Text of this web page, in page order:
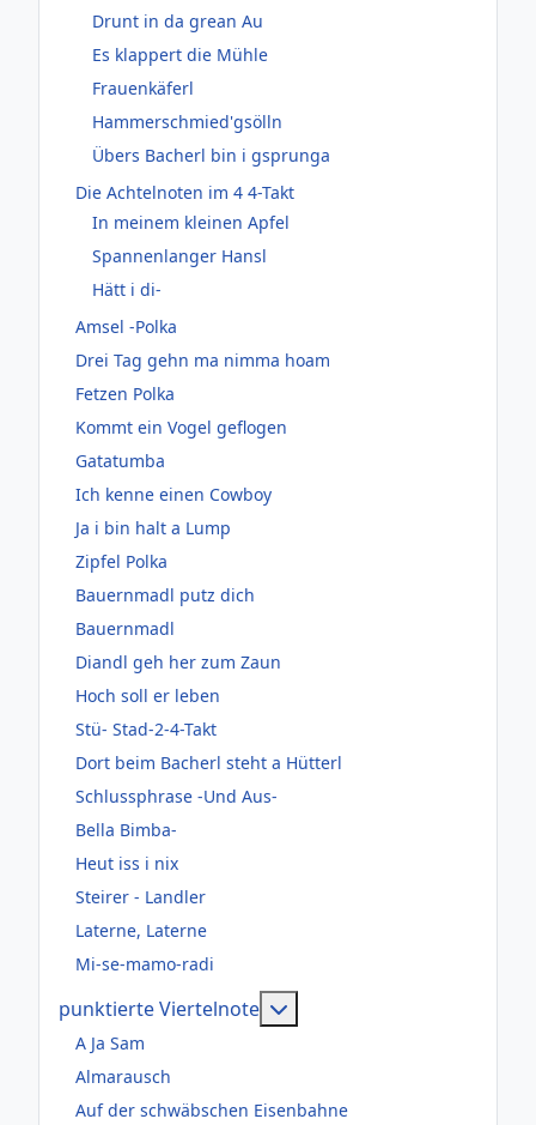
Drunt in da grean Au
Es klappert die Mühle
Frauenkäferl
Hammerschmied'gsölln
Übers Bacherl bin i gsprunga
Die Achtelnoten im 4 4-Takt
In meinem kleinen Apfel
Spannenlanger Hansl
Hätt i di-
Amsel -Polka
Drei Tag gehn ma nimma hoam
Fetzen Polka
Kommt ein Vogel geflogen
Gatatumba
Ich kenne einen Cowboy
Ja i bin halt a Lump
Zipfel Polka
Bauernmadl putz dich
Bauernmadl
Diandl geh her zum Zaun
Hoch soll er leben
Stü- Stad-2-4-Takt
Dort beim Bacherl steht a Hütterl
Schlussphrase -Und Aus-
Bella Bimba-
Heut iss i nix
Steirer - Landler
Laterne, Laterne
Mi-se-mamo-radi
punktierte Viertelnote
A Ja Sam
Almarausch
Auf der schwäbschen Eisenbahne